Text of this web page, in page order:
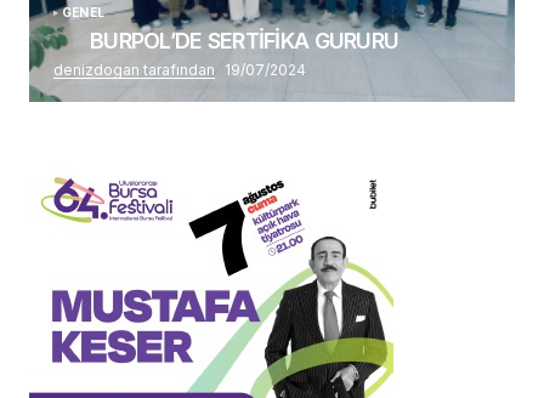
GENEL
BURPOL’DE SERTİFİKA GURURU
denizdogan tarafından 19/07/2024